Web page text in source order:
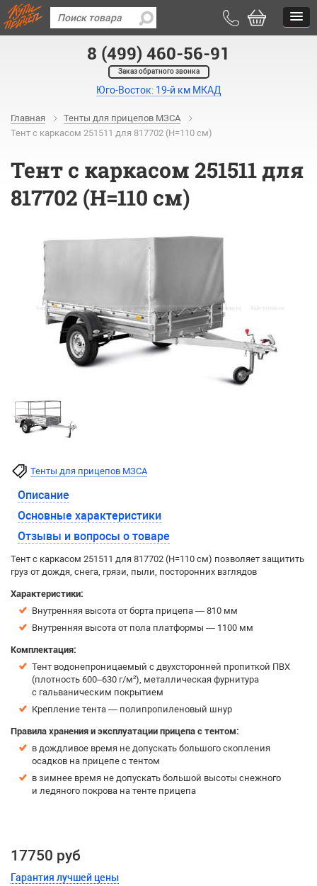
8 (499) 460-56-91
Заказ обратного звонка
Юго-Восток: 19-й км МКАД
Главная
Тенты для прицепов МЗСА
Тент с каркасом 251511 для 817702 (H=110 см)
Тент с каркасом 251511 для
817702 (H=110 см)
Тенты для прицепов МЗСА
Описание
Основные характеристики
Отзывы и вопросы о товаре
Тент с каркасом 251511 для 817702 (H=110 см) позволяет защитить
груз от дождя, снега, грязи, пыли, посторонних взглядов
Характеристики:
Внутренняя высота от борта прицепа — 810 мм
Внутренняя высота от пола платформы — 1100 мм
Комплектация:
Тент водонепроницаемый с двухсторонней пропиткой ПВХ
(плотность 600–630 г/м²), металлическая фурнитура
с гальваническим покрытием
Крепление тента — полипропиленовый шнур
Правила хранения и эксплуатации прицепа с тентом:
в дождливое время не допускать большого скопления
осадков на прицепе с тентом
в зимнее время не допускать большой высоты снежного
и ледяного покрова на тенте прицепа
17750 руб
Гарантия лучшей цены